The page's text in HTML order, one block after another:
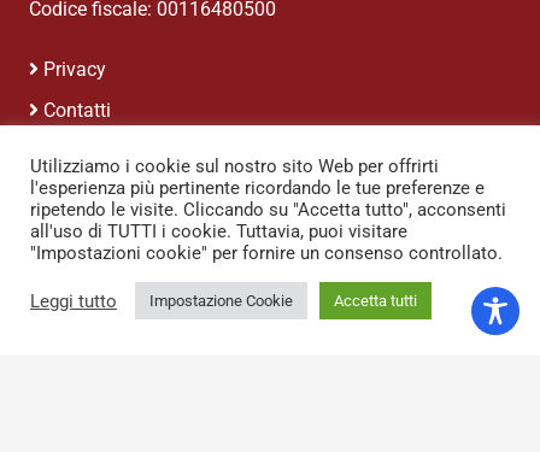
Codice fiscale: 00116480500
Privacy
Contatti
Utilizziamo i cookie sul nostro sito Web per offrirti
l'esperienza più pertinente ricordando le tue preferenze e
ripetendo le visite. Cliccando su "Accetta tutto", acconsenti
all'uso di TUTTI i cookie. Tuttavia, puoi visitare
"Impostazioni cookie" per fornire un consenso controllato.
Leggi tutto Impostazione Cookie Accetta tutti